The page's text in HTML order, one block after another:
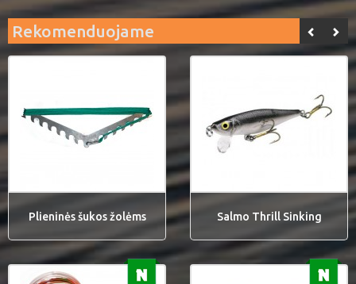
Rekomenduojame
Plieninės šukos žolėms Salmo Thrill Sinking